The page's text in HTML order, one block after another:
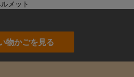
メット
物かごを見る